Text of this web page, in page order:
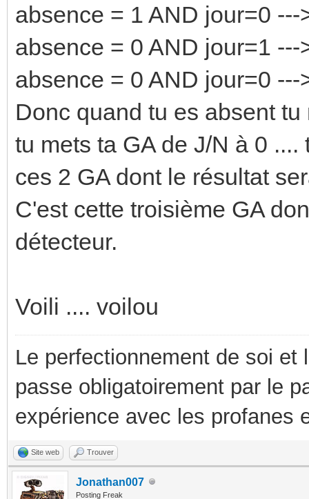
absence = 1 AND jour=0
absence = 0 AND jour=1
absence = 0 AND jour=0 ---
Donc quand tu es absent
tu mets ta GA de J/N à 0
ces 2 GA dont le résultat
C'est cette troisième GA
détecteur.
Voili .... voilou
Le perfectionnement de soi
passe obligatoirement par le
expérience avec les profanes
Site web Trouver
Jonathan007
Posting Freak